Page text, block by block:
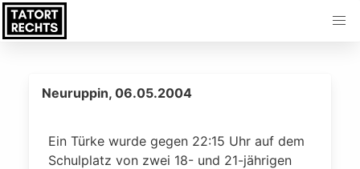
Neuruppin, 06.05.2004
Ein Türke wurde gegen 22:15 Uhr auf dem
Schulplatz von zwei 18- und 21-jährigen